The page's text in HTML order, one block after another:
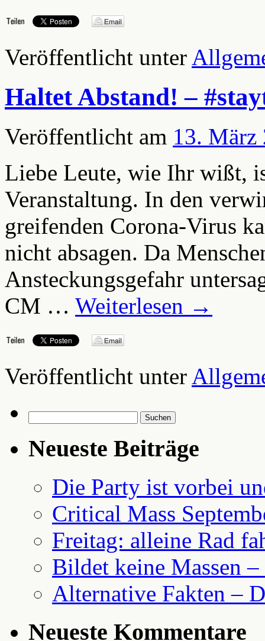
Veröffentlicht unter
Haltet Abstand! –
Veröffentlicht am 13. März
Liebe Leute, wie Ihr wißt,
Veranstaltung. In den
greifenden Corona-Virus
nicht absagen. Da
Ansteckungsgefahr
CM … Weiterlesen →
Veröffentlicht unter
nach:
Neueste Beiträge
Die Party ist vorbei
Critical Mass
Freitag: alleine Rad
Bildet keine Massen
Alternative Fakten –
Neueste Kommentare